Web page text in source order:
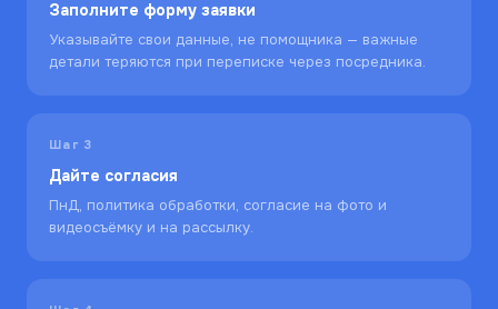
Заполните форму заявки
Указывайте свои данные, не помощника — важные
детали теряются при переписке через посредника.
Шаг 3
Дайте согласия
ПнД, политика обработки, согласие на фото и
видеосъёмку и на рассылку.
ООО «Лаборатория знаний»
ИНН 7729445586